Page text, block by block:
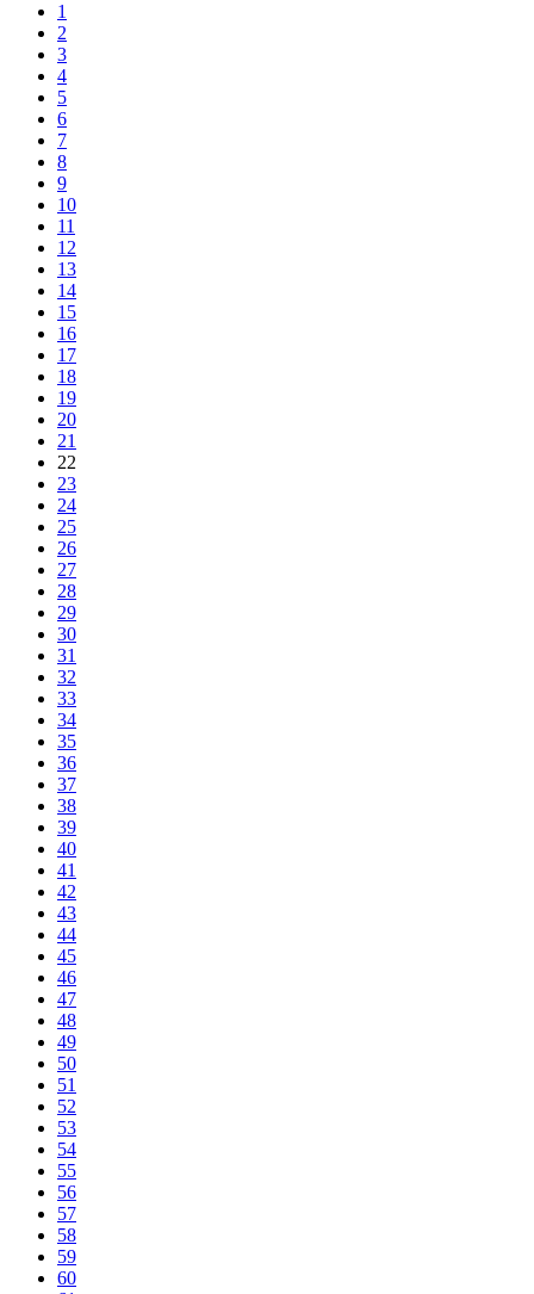
1
2
3
4
5
6
7
8
9
10
11
12
13
14
15
16
17
18
19
20
21
22
23
24
25
26
27
28
29
30
31
32
33
34
35
36
37
38
39
40
41
42
43
44
45
46
47
48
49
50
51
52
53
54
55
56
57
58
59
60